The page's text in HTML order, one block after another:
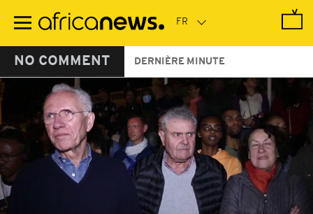
contenu
NO COMMENT DERNIÈRE MINUTE